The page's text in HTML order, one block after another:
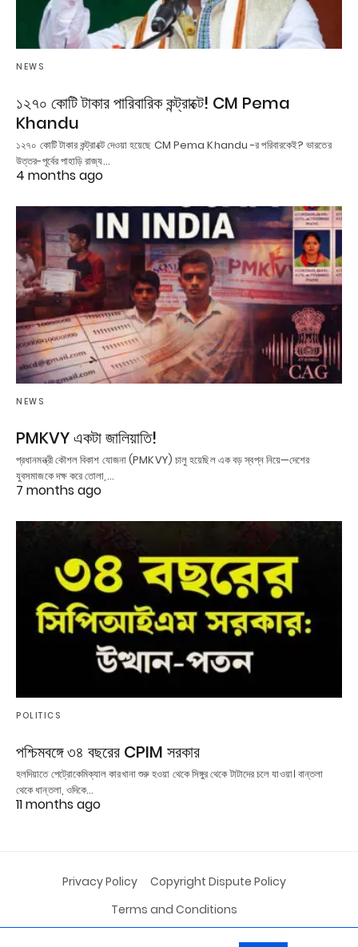
NEWS
১২৭০ কোটি টাকার পারিবারিক কন্ট্রাক্টে! CM Pema
Khandu
১২৭০ কোটি টাকার কন্ট্রাক্টে দেওয়া হয়েছে CM Pema Khandu -র পরিবারকেই? ভারতের
উত্তর-পূর্বের পাহাড়ি রাজ্য…
4 months ago
NEWS
PMKVY একটা জালিয়াতি!
প্রধানমন্ত্রী কৌশল বিকাশ যোজনা (PMKVY) চালু হয়েছিল এক বড় স্বপ্ন নিয়ে—দেশের
যুবসমাজকে দক্ষ করে তোলা,…
7 months ago
POLITICS
পশ্চিমবঙ্গে ৩৪ বছরের CPIM সরকার
হলদিয়াতে পেট্রোকেমিক্যাল কারখানা শুরু হওয়া থেকে সিঙ্গুর থেকে টাটাদের চলে যাওয়া। বান্তলা
থেকে ধান্তলা, ওদিকে…
11 months ago
Privacy Policy
Copyright Dispute Policy
Terms and Conditions